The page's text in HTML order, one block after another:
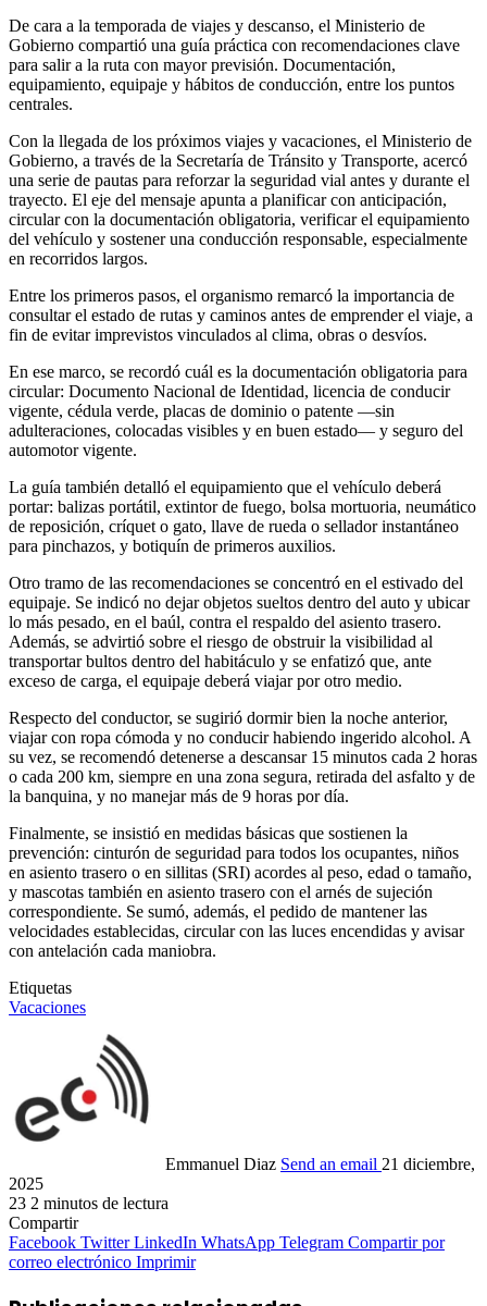
De cara a la temporada de viajes y descanso, el Ministerio de
Gobierno compartió una guía práctica con recomendaciones clave
para salir a la ruta con mayor previsión. Documentación,
equipamiento, equipaje y hábitos de conducción, entre los puntos
centrales.
Con la llegada de los próximos viajes y vacaciones, el Ministerio de
Gobierno, a través de la Secretaría de Tránsito y Transporte, acercó
una serie de pautas para reforzar la seguridad vial antes y durante el
trayecto. El eje del mensaje apunta a planificar con anticipación,
circular con la documentación obligatoria, verificar el equipamiento
del vehículo y sostener una conducción responsable, especialmente
en recorridos largos.
Entre los primeros pasos, el organismo remarcó la importancia de
consultar el estado de rutas y caminos antes de emprender el viaje, a
fin de evitar imprevistos vinculados al clima, obras o desvíos.
En ese marco, se recordó cuál es la documentación obligatoria para
circular: Documento Nacional de Identidad, licencia de conducir
vigente, cédula verde, placas de dominio o patente —sin
adulteraciones, colocadas visibles y en buen estado— y seguro del
automotor vigente.
La guía también detalló el equipamiento que el vehículo deberá
portar: balizas portátil, extintor de fuego, bolsa mortuoria, neumático
de reposición, críquet o gato, llave de rueda o sellador instantáneo
para pinchazos, y botiquín de primeros auxilios.
Otro tramo de las recomendaciones se concentró en el estivado del
equipaje. Se indicó no dejar objetos sueltos dentro del auto y ubicar
lo más pesado, en el baúl, contra el respaldo del asiento trasero.
Además, se advirtió sobre el riesgo de obstruir la visibilidad al
transportar bultos dentro del habitáculo y se enfatizó que, ante
exceso de carga, el equipaje deberá viajar por otro medio.
Respecto del conductor, se sugirió dormir bien la noche anterior,
viajar con ropa cómoda y no conducir habiendo ingerido alcohol. A
su vez, se recomendó detenerse a descansar 15 minutos cada 2 horas
o cada 200 km, siempre en una zona segura, retirada del asfalto y de
la banquina, y no manejar más de 9 horas por día.
Finalmente, se insistió en medidas básicas que sostienen la
prevención: cinturón de seguridad para todos los ocupantes, niños
en asiento trasero o en sillitas (SRI) acordes al peso, edad o tamaño,
y mascotas también en asiento trasero con el arnés de sujeción
correspondiente. Se sumó, además, el pedido de mantener las
velocidades establecidas, circular con las luces encendidas y avisar
con antelación cada maniobra.
Etiquetas
Vacaciones
Emmanuel Diaz Send an email 21 diciembre,
2025
23 2 minutos de lectura
Compartir
Facebook Twitter LinkedIn WhatsApp Telegram Compartir por
correo electrónico Imprimir